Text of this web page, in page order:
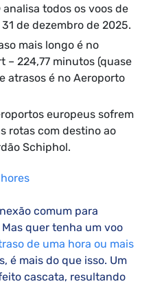
todos os voos de
de dezembro de 2025.
mais longo é no
– 224,77 minutos (quase
atrasos é no Aeroporto
europeus sofrem
rotas com destino ao
Schiphol.
comum para
quer tenha um voo
de uma hora ou mais
é mais do que isso. Um
cascata, resultando